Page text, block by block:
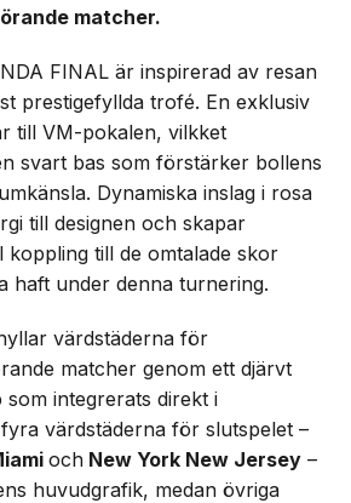
matcher.
FINAL är inspirerad av resan
prestigefyllda trofé. En exklusiv
till VM-pokalen, vilkket
svart bas som förstärker bollens
Dynamiska inslag i rosa
till designen och skapar
koppling till de omtalade skor
haft under denna turnering.
värdstäderna för
matcher genom ett djärvt
integrerats direkt i
värdstäderna för slutspelet –
och New York New Jersey –
huvudgrafik, medan övriga